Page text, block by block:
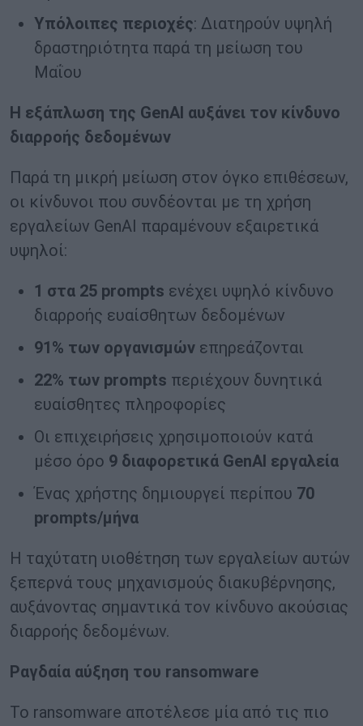
Υπόλοιπες περιοχές: Διατηρούν υψηλή
δραστηριότητα παρά τη μείωση του
Μαΐου
Η εξάπλωση της GenAI αυξάνει τον κίνδυνο
διαρροής δεδομένων
Παρά τη μικρή μείωση στον όγκο επιθέσεων,
οι κίνδυνοι που συνδέονται με τη χρήση
εργαλείων GenAI παραμένουν εξαιρετικά
υψηλοί:
1 στα 25 prompts ενέχει υψηλό κίνδυνο
διαρροής ευαίσθητων δεδομένων
91% των οργανισμών επηρεάζονται
22% των prompts περιέχουν δυνητικά
ευαίσθητες πληροφορίες
Οι επιχειρήσεις χρησιμοποιούν κατά
μέσο όρο 9 διαφορετικά GenAI εργαλεία
Ένας χρήστης δημιουργεί περίπου 70
prompts/μήνα
Η ταχύτατη υιοθέτηση των εργαλείων αυτών
ξεπερνά τους μηχανισμούς διακυβέρνησης,
αυξάνοντας σημαντικά τον κίνδυνο ακούσιας
διαρροής δεδομένων.
Ραγδαία αύξηση του ransomware
Το ransomware αποτέλεσε μία από τις πιο